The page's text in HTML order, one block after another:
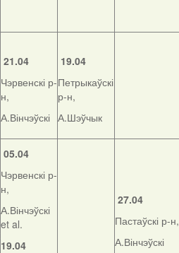
21.04
Чэрвенскі р-
н,
А.Вінчэўскі
19.04
Петрыкаўскі
р-н,
А.Шэўчык
05.04
Чэрвенскі р-
н,
А.Вінчэўскі
et al.
19.04
27.04
Пастаўскі р-н,
А.Вінчэўскі